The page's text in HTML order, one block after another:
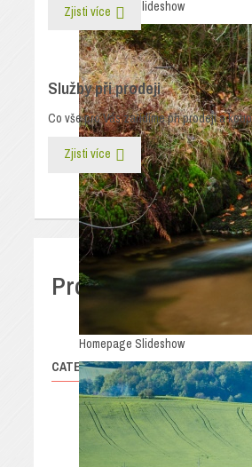
Homepage Slideshow
Homepage Slideshow
Zjisti více
Služby při prodeji
Co vše pro Vás zařídíme při prodeji a
Zjisti více
Pronájem
CATEGORY PROPERTIES
Pronájem ostatní